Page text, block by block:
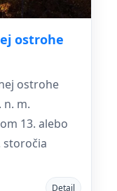
ostrohe
ostrohe
n. m.
13. alebo
storočia
Detail